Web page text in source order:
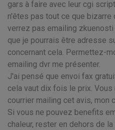
gars à faire avec leur cgi
n'êtes pas tout ce que bizarre
verrez pas emailing
que je pourrais être adresse
concernant cela. Permettez-
emailing dvr me présenter.
J'ai pensé que envoi fax
cela vaut dix fois le prix.
courrier mailing cet avis, mon
Si vous ne pouvez benefits
chaleur, rester en dehors de